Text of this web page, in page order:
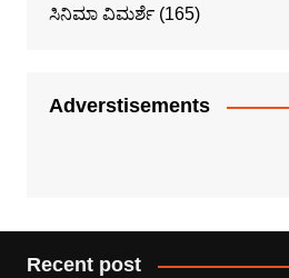
ಸಿನಿಮಾ ವಿಮರ್ಶೆ(165)
Adverstisements
Recent post